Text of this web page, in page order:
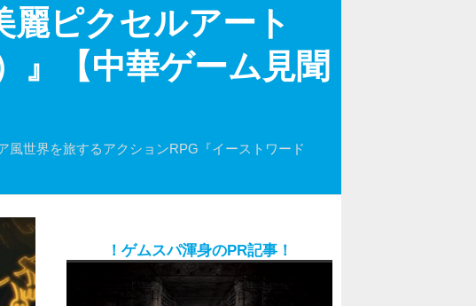
麗ピクセルアート
』【中華ゲーム見聞
風世界を旅するアクションRPG『イーストワード
！ゲムスパ渾身のPR記事！